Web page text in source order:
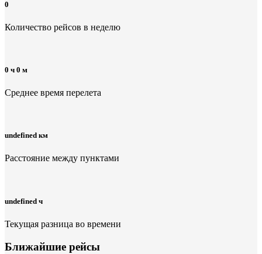
0
Количество рейсов в неделю
0 ч 0 м
Среднее время перелета
undefined км
Расстояние между пунктами
undefined ч
Текущая разница во времени
Ближайшие рейсы